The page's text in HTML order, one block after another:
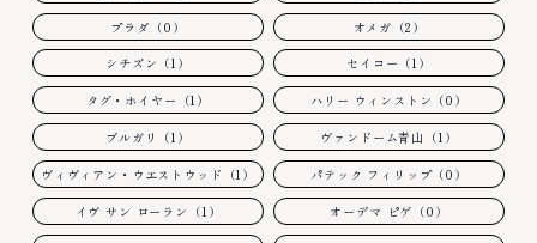
プラダ（0） オメガ（2）
シチズン（1） セイコー（1）
タグ・ホイヤー（1） ハリー ウィンストン（0）
ブルガリ（1） ヴァンドーム青山（1）
ヴィヴィアン・ウエストウッド（1） パテック フィリップ（0）
イヴ サン ローラン（1） オーデマ ピゲ（0）